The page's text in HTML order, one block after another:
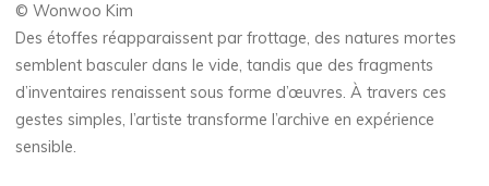
© Wonwoo Kim
Des étoffes réapparaissent par frottage, des natures mortes
semblent basculer dans le vide, tandis que des fragments
d’inventaires renaissent sous forme d’œuvres. À travers ces
gestes simples, l’artiste transforme l’archive en expérience
sensible.